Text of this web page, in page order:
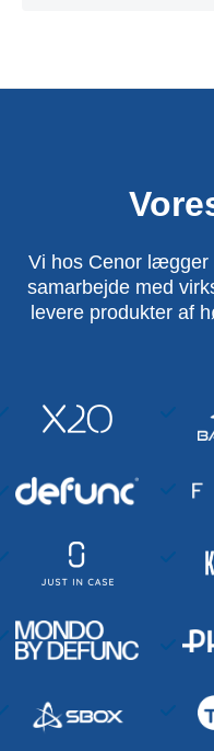
Vi hos Cenor
samarbejde med
levere produkter af